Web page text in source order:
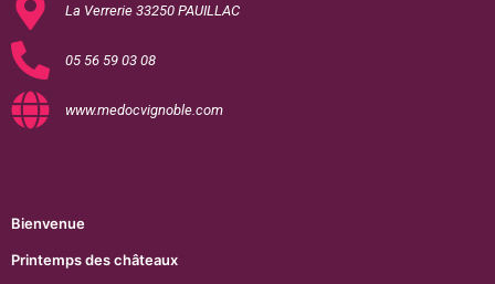
La Verrerie 33250 PAUILLAC
05 56 59 03 08
www.medocvignoble.com
Bienvenue
Printemps des châteaux